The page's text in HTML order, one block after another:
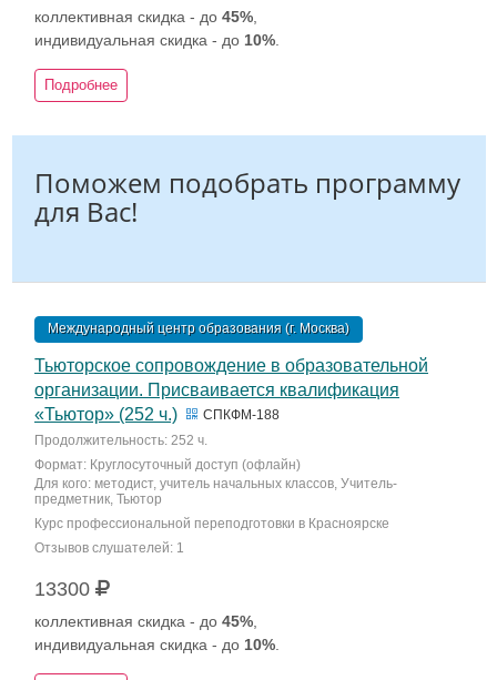
коллективная скидка - до 45%
индивидуальная скидка - до 10%
Подробнее
Поможем подобрать программу
для Вас!
Международный центр образования (г. Москва)
Тьюторское сопровождение в образовательной
организации. Присваивается квалификация
«Тьютор» (252 ч.)
СПКФМ-188
Продолжительность: 252 ч.
Формат: Круглосуточный доступ (офлайн)
Для кого: методист, учитель начальных классов, Учитель-
предметник, Тьютор
Курс профессиональной переподготовки в Красноярске
Отзывов слушателей: 1
13300
коллективная скидка - до 45%
индивидуальная скидка - до 10%